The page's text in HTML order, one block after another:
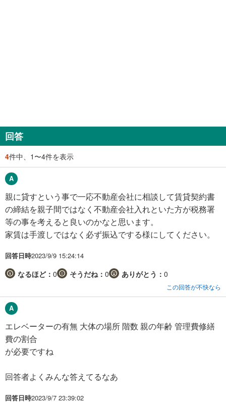
回答
4件中、1〜4件を表示
親に貸すという事で一応不動産会社に相談して賃貸契約書
の締結を親子間ではなく不動産会社入れといた方が税務署
等の事を考えると良いのかなと思います。
家賃は手渡しではなく必ず振込でする様にしてください。
回答日時2023/9/9 15:24:14
なるほど： 0 そうだね： 0 ありがとう： 0
この回答が不快なら
エレベーターの有無 大体の場所 階数 親の年齢 管理費修繕
費の割合
が必要ですね
回答者よくみんな答えてるなあ
回答日時2023/9/7 23:39:02